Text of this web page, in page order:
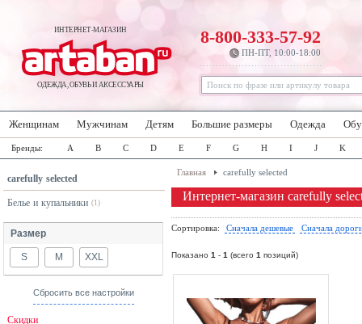
ИНТЕРНЕТ-МАГАЗИН
ОДЕЖДА, ОБУВЬ И АКСЕССУАРЫ
8-800-333-57-92
ПН-ПТ, 10:00-18:00
Женщинам Мужчинам Детям Большие размеры Одежда
Бренды: A B C D E F G H I J K
carefully selected
Белье и купальники (1)
Размер
S M XXL
Сбросить все настройки
Скидки
Главная carefully selected
Интернет-магазин carefully
Сортировка: Сначала дешевые Сначала
Показано 1 - 1 (всего 1 позиций)